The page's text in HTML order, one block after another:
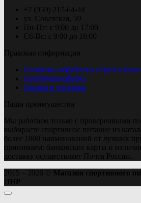
+7 (959) 217-64-44
ул. Советская, 59
Пн-Пт: с 9:00 до 17:00
Сб-Вс: с 9:00 до 16:00
Правовая информация
Политика обработки
Публичная оферта
Оплата и доставка
Наши преимущества
Мы работаем только с проверенными
выбираете спортивное питание из
более 1000 наименований от лучших
принимаем: банковские карты и
доставку осуществляет Почта России.
2015 – 2026 ©
Магазин спортивного
ЛНР